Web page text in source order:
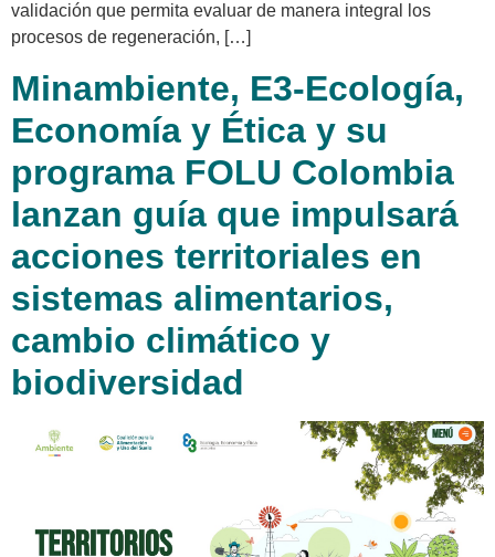
validación que permita evaluar de manera integral los
procesos de regeneración, […]
Minambiente, E3-Ecología,
Economía y Ética y su
programa FOLU Colombia
lanzan guía que impulsará
acciones territoriales en
sistemas alimentarios,
cambio climático y
biodiversidad